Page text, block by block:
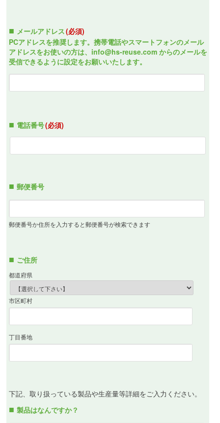
メールアドレス(必須)
PCアドレスを推奨します。携帯電話やスマートフォンのメール
アドレスをお使いの方は、info@hs-reuse.com からのメールを
受信できるように設定をお願いいたします。
電話番号(必須)
郵便番号
郵便番号か住所を入力すると郵便番号が検索できます
ご住所
都道府県
市区町村
丁目番地
下記、取り扱っている製品や生産量等詳細をご入力ください。
製品はなんですか？